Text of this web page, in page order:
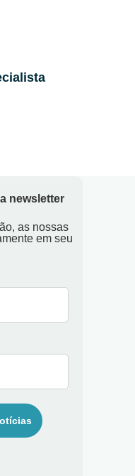
newsletter
as nossas
em seu